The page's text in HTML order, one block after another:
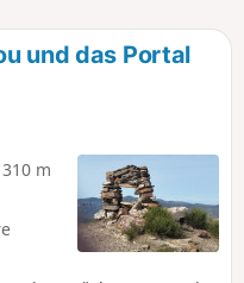
und das Portal
310 m